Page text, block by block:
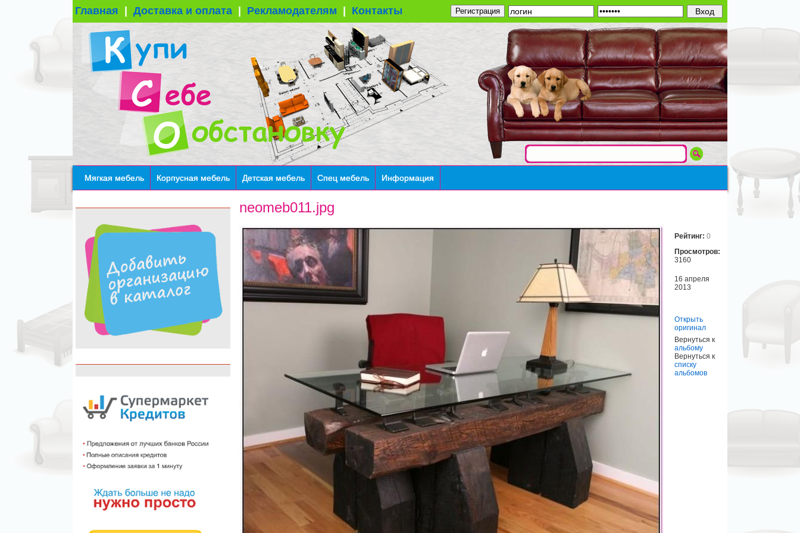
Главная Доставка и оплата Рекламодателям Контакты Регистрация
Мягкая мебель Корпусная мебель Детская мебель Спец мебель Информация
neomeb011.jpg
Рейтинг: 0
Просмотров:
3160
16 апреля
2013
Открыть
оригинал
Вернуться к
альбому
Вернуться к
списку
альбомов